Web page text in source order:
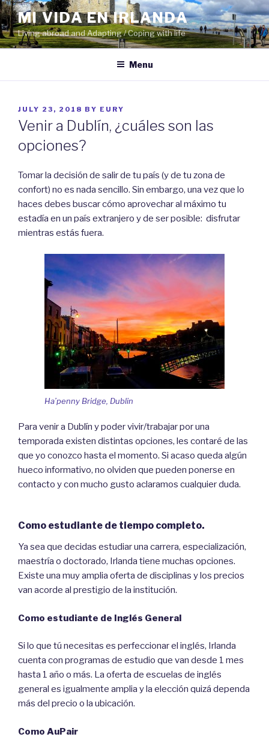
Skip
to
content
MI VIDA EN IRLANDA
Living abroad and Adapting / Coping with life
Menu
POSTED
ON
JULY 23, 2018 BY EURY
Venir a Dublín, ¿cuáles son las
opciones?
Tomar la decisión de salir de tu país (y de tu zona de
confort) no es nada sencillo. Sin embargo, una vez que lo
haces debes buscar cómo aprovechar al máximo tu
estadía en un país extranjero y de ser posible: disfrutar
mientras estás fuera.
Ha’penny Bridge, Dublin
Para venir a Dublín y poder vivir/trabajar por una
temporada existen distintas opciones, les contaré de las
que yo conozco hasta el momento. Si acaso queda algún
hueco informativo, no olviden que pueden ponerse en
contacto y con mucho gusto aclaramos cualquier duda.
Como estudiante de tiempo completo.
Ya sea que decidas estudiar una carrera, especialización,
maestría o doctorado, Irlanda tiene muchas opciones.
Existe una muy amplia oferta de disciplinas y los precios
van acorde al prestigio de la institución.
Como estudiante de Inglés General
Si lo que tú necesitas es perfeccionar el inglés, Irlanda
cuenta con programas de estudio que van desde 1 mes
hasta 1 año o más. La oferta de escuelas de inglés
general es igualmente amplia y la elección quizá dependa
más del precio o la ubicación.
Como AuPair